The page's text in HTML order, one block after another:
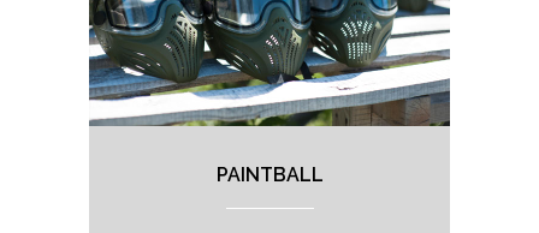
PAINTBALL